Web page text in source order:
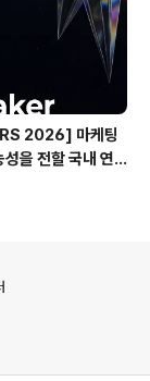
2026] 마케팅
을 전할 국내 연